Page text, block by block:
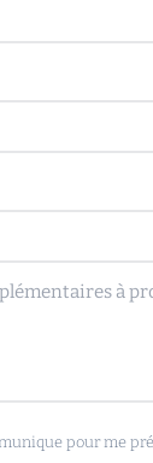
pour me